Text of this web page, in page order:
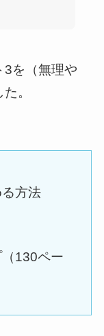
3を（無理や
。
方法
130ペー